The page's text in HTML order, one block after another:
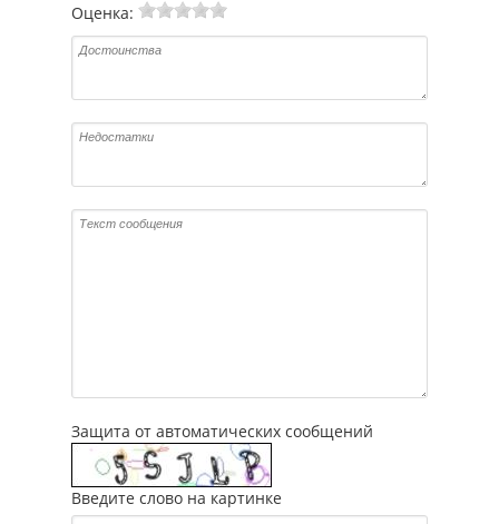
Оценка:
Защита от автоматических сообщений
Введите слово на картинке